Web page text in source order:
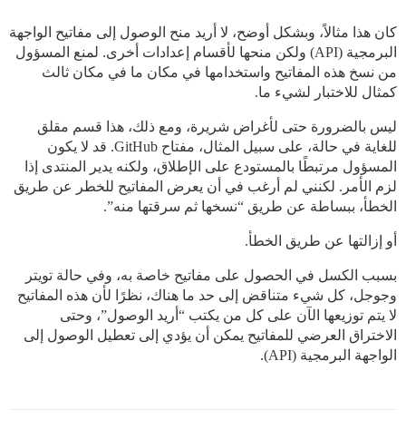
كان هذا مثالاً، وبشكل أوضح، لا أريد منح الوصول إلى مفاتيح الواجهة
البرمجية (API) ولكن منحها لأقسام إعدادات أخرى. لمنع المسؤول
من نسخ هذه المفاتيح واستخدامها في مكان ما في مكان ثالث
كمثال للاختبار لشيء ما.
ليس بالضرورة حتى لأغراض شريرة، ومع ذلك، هذا قسم مقلق
للغاية في حالة، على سبيل المثال، مفتاح GitHub. قد لا يكون
المسؤول مرتبطًا بالمستودع على الإطلاق، ولكنه يدير المنتدى إذا
لزم الأمر. لكنني لم أرغب في أن يعرض المفاتيح للخطر عن طريق
الخطأ، ببساطة عن طريق “نسخها ثم سرقتها منه”.
أو إزالتها عن طريق الخطأ.
بسبب الكسل في الحصول على مفاتيح خاصة به، وفي حالة تويتر
وجوجل، كل شيء متناقض إلى حد ما هناك، نظرًا لأن هذه المفاتيح
لا يتم توزيعها الآن على كل من يكتب “أريد الوصول”، وحتى
الاختراق العرضي للمفاتيح يمكن أن يؤدي إلى تعطيل الوصول إلى
الواجهة البرمجية (API).